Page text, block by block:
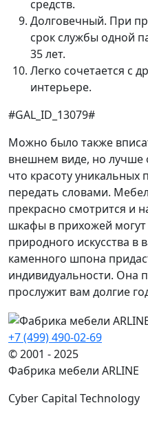
средств.
Долговечный. При
срок службы одной
35 лет.
Легко сочетается с
интерьере.
#GAL_ID_13079#
Можно было также
внешнем виде, но лучше
что красоту уникальных
передать словами.
прекрасно смотрится и
шкафы в прихожей могут
природного искусства
каменного шпона
индивидуальности. Она
прослужит вам долгие
+7 (499) 490-02-69
© 2001 - 2025
Фабрика мебели ARLINE
Cyber Capital Technology